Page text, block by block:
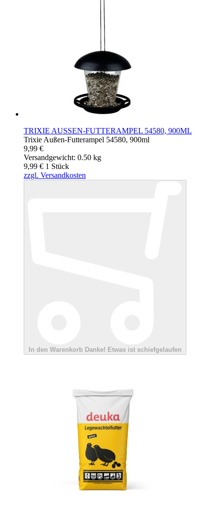
TRIXIE AUSSEN-FUTTERAMPEL 54580, 900ML
Trixie Außen-Futterampel 54580, 900ml
9,99 €
Versandgewicht: 0.50 kg
9,99 € 1 Stück
zzgl. Versandkosten
In den Warenkorb Danke! Etwas ist schiefgelaufen